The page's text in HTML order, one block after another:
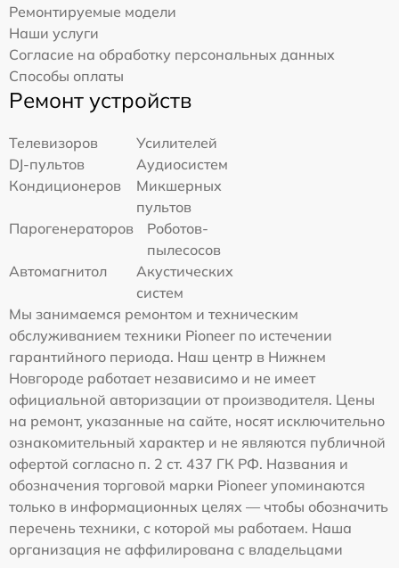
Ремонтируемые модели
Наши услуги
Согласие на обработку персональных данных
Способы оплаты
Ремонт устройств
Телевизоров
Усилителей
DJ-пультов
Аудиосистем
Кондиционеров
Микшерных
пультов
Парогенераторов
Роботов-
пылесосов
Автомагнитол
Акустических
систем
Мы занимаемся ремонтом и техническим
обслуживанием техники Pioneer по истечении
гарантийного периода. Наш центр в Нижнем
Новгороде работает независимо и не имеет
официальной авторизации от производителя. Цены
на ремонт, указанные на сайте, носят исключительно
ознакомительный характер и не являются публичной
офертой согласно п. 2 ст. 437 ГК РФ. Названия и
обозначения торговой марки Pioneer упоминаются
только в информационных целях — чтобы обозначить
перечень техники, с которой мы работаем. Наша
организация не аффилирована с владельцами